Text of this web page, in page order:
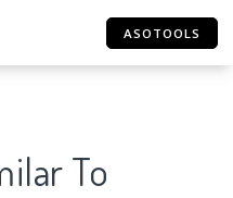
ASOTOOLS
To